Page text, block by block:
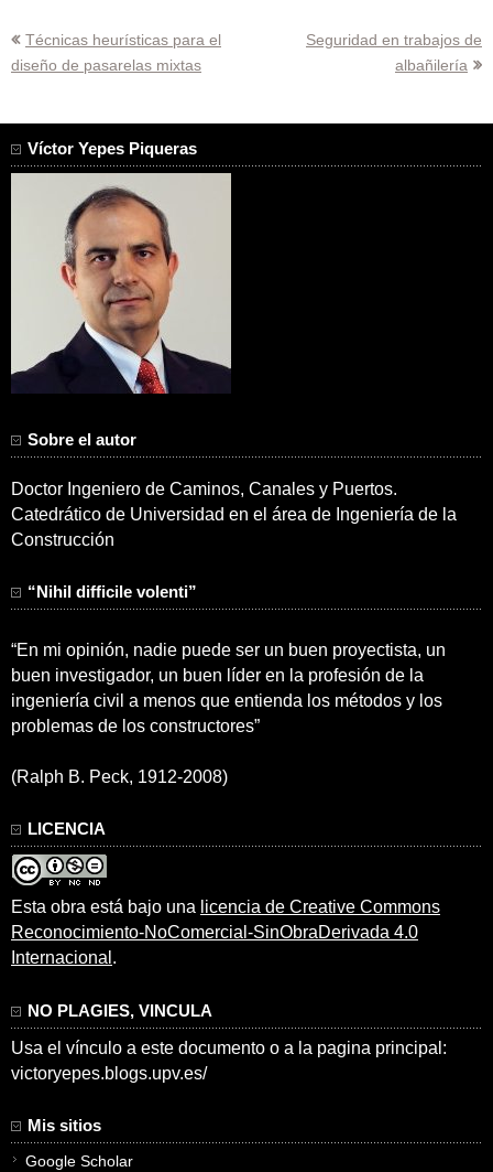
Navegación
de
Técnicas heurísticas para el
diseño de pasarelas mixtas
Seguridad en trabajos de
albañilería
Víctor Yepes Piqueras
Sobre el autor
Doctor Ingeniero de Caminos, Canales y Puertos.
Catedrático de Universidad en el área de Ingeniería de la
Construcción
“Nihil difficile volenti”
“En mi opinión, nadie puede ser un buen proyectista, un
buen investigador, un buen líder en la profesión de la
ingeniería civil a menos que entienda los métodos y los
problemas de los constructores”
(Ralph B. Peck, 1912-2008)
LICENCIA
Esta obra está bajo una licencia de Creative Commons
Reconocimiento-NoComercial-SinObraDerivada 4.0
Internacional .
NO PLAGIES, VINCULA
Usa el vínculo a este documento o a la pagina principal:
victoryepes.blogs.upv.es/
Mis sitios
Google Scholar